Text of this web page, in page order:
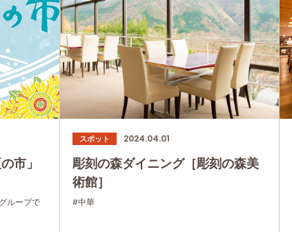
市」
ループで
スポット 2024.04.01
彫刻の森ダイニング［彫刻の森美
術館］
#中華